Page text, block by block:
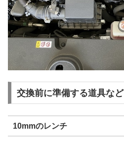
交換前に準備する道具など
10mmのレンチ